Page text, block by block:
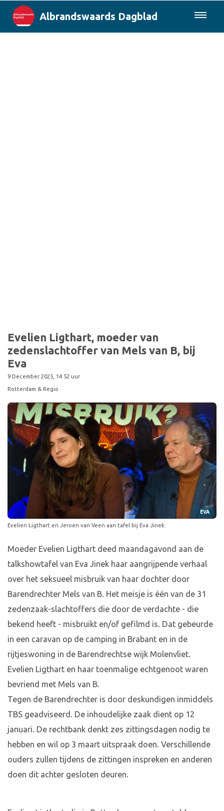
Albrandswaards Dagblad
Evelien Ligthart, moeder van
zedenslachtoffer van Mels van B, bij
Eva
9 December 2025, 14:52 uur
Rotterdam & Regio
EVA
Evelien Ligthart en Jeroen van Veen aan tafel bij Eva Jinek.
Moeder Evelien Ligthart deed maandagavond aan de
talkshowtafel van Eva Jinek haar aangrijpende verhaal
over het seksueel misbruik van haar dochter door
Barendrechter Mels van B. Het meisje is één van de 31
zedenzaak-slachtoffers die door de verdachte - die
bekend heeft - misbruikt en/of gefilmd is. Dat gebeurde
in een caravan op de camping in Brabant en in de
rijtjeswoning in de Barendrechtse wijk Molenvliet.
Evelien Ligthart en haar toenmalige echtgenoot waren
bevriend met Mels van B.
Tegen de Barendrechter is door deskundigen inmiddels
TBS geadviseerd. De inhoudelijke zaak dient op 12
januari. De rechtbank denkt zes zittingsdagen nodig te
hebben en wil op 3 maart uitspraak doen. Verschillende
ouders zullen tijdens de zittingen inspreken en anderen
doen dit achter gesloten deuren.